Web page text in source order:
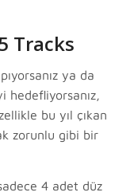
Tracks
ya da
hedefliyorsanız,
bu yıl çıkan
zorunlu gibi bir
4 adet düz